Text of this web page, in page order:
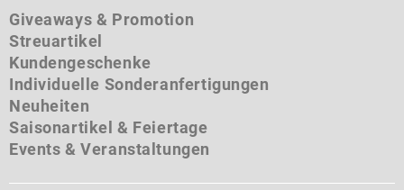
Giveaways & Promotion
Streuartikel
Kundengeschenke
Individuelle Sonderanfertigungen
Neuheiten
Saisonartikel & Feiertage
Events & Veranstaltungen